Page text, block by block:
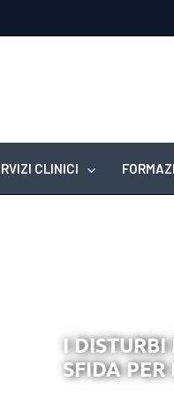
CLINICI
I
SFIDA PER